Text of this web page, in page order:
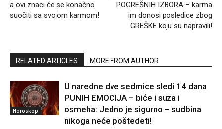
a ovi znaci će se konačno
suočiti sa svojom karmom!
POGREŠNIH IZBORA – karma
im donosi posledice zbog
GREŠKE koju su napravili!
RELATED ARTICLES MORE FROM AUTHOR
Horoskop
U naredne dve sedmice sledi 14 dana
PUNIH EMOCIJA – biće i suza i
osmeha: Jedno je sigurno – sudbina
nikoga neće poštedeti!